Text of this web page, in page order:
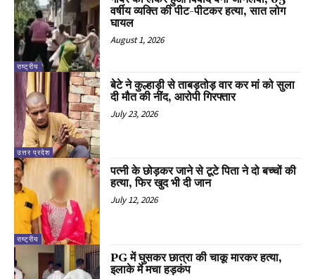
राष्ट्रीय
वर्षीय व्यक्ति की पीट-पीटकर हत्या, सात लोग
घायल
August 1, 2026
उत्तर प्रदेश
बेटे ने कुल्हाड़ी से ताबड़तोड़ वार कर मां को सुला
दी मौत की नींद, आरोपी गिरफ्तार
July 23, 2026
राष्ट्रीय
पत्नी के छोड़कर जाने से टूटे पिता ने दो बच्चों की
हत्या, फिर खुद भी दी जान
July 12, 2026
PG में घुसकर छात्रा की चाकू मारकर हत्या,
इलाके में मचा हड़कंप